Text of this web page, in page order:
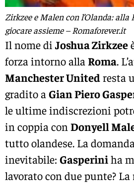
Zirkzee e Malen con l’Olanda: alla
giocare assieme – Romaforever.it
Il nome di Joshua Zirkzee
forza intorno alla Roma.
Manchester Unitedresta
gradito a Gian Piero
le ultime indiscrezioni
in coppia con Donyell
tutto olandese. La
inevitabile: Gasperiniha
lavorato con due punte? La